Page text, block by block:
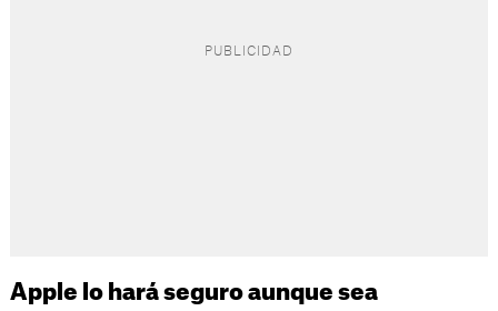
Apple lo hará seguro aunque sea